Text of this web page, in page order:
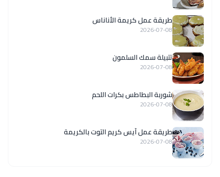
طريقة عمل كريمة الأناناس
2026-07-08
تتبيلة سمك السلمون
2026-07-08
شوربة البطاطس بكرات اللحم
2026-07-08
طريقة عمل آيس كريم التوت بالكريمة
2026-07-08